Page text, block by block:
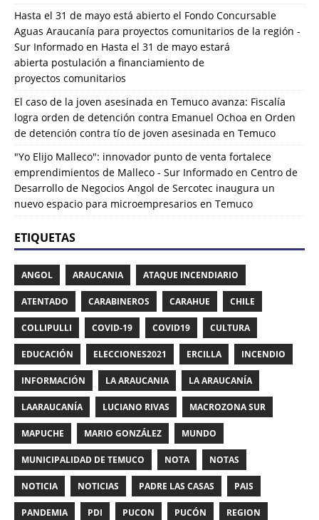
Hasta el 31 de mayo está abierto el Fondo Concursable
Aguas Araucanía para proyectos comunitarios de la región -
Sur Informado en Hasta el 31 de mayo estará
abierta postulación a financiamiento de
proyectos comunitarios
El caso de la joven asesinada en Temuco avanza: Fiscalía
logra orden de detención contra Emanuel Ochoa en Orden
de detención contra tío de joven asesinada en Temuco
"Yo Elijo Malleco": innovador punto de venta fortalece
emprendimientos de Malleco - Sur Informado en Centro de
Desarrollo de Negocios Angol de Sercotec inaugura un
nuevo espacio para microempresarios en Temuco
ETIQUETAS
ANGOL ARAUCANIA ATAQUE INCENDIARIO
ATENTADO CARABINEROS CARAHUE CHILE
COLLIPULLI COVID-19 COVID19 CULTURA
EDUCACIÓN ELECCIONES2021 ERCILLA INCENDIO
INFORMACIÓN LA ARAUCANIA LA ARAUCANÍA
LAARAUCANÍA LUCIANO RIVAS MACROZONA SUR
MAPUCHE MARIO GONZÁLEZ MUNDO
MUNICIPALIDAD DE TEMUCO NOTA NOTAS
NOTICIA NOTICIAS PADRE LAS CASAS PAIS
PANDEMIA PDI PUCON PUCÓN REGION